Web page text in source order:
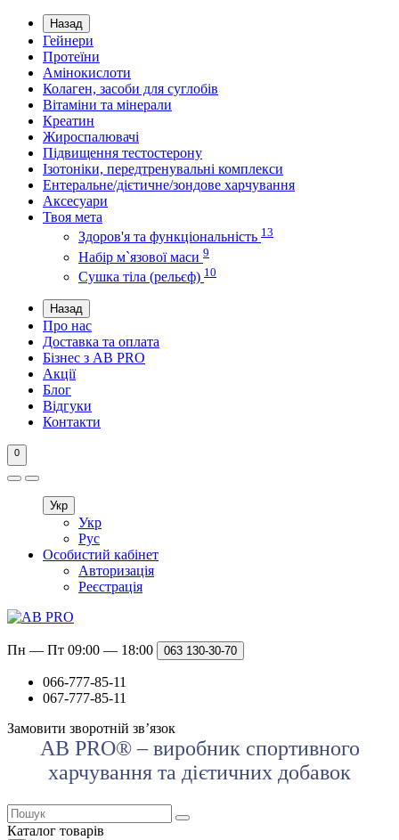
Назад
Гейнери
Протеїни
Амінокислоти
Колаген, засоби для суглобів
Вітаміни та мінерали
Креатин
Жироспалювачі
Підвищення тестостерону
Ізотоніки, передтренувальні комплекси
Ентеральне/дієтичне/зондове харчування
Аксесуари
Твоя мета
Здоров'я та функціональність 13
Набір м`язової маси 9
Сушка тіла (рельєф) 10
Назад
Про нас
Доставка та оплата
Бізнес з AB PRO
Акції
Блог
Відгуки
Контакти
0
Укр
Укр
Рус
Особистий кабінет
Авторизація
Реєстрація
Пн — Пт 09:00 — 18:00 063 130-30-70
066-777-85-11
067-777-85-11
Замовити зворотній зв’язок
AB PRO® – виробник спортивного
харчування та дієтичних добавок
Каталог товарів